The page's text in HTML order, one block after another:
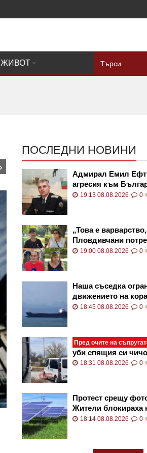
ЖИВОТ
ПОСЛЕДНИ НОВИНИ
Адмирал Емил
агресия към
19:13 08.08.2026 0
„Това е
Пловдивчани
убийството на
19:00 08.08.2026 0
Наша съседка
движението на
18:45 08.08.2026 0
Пред очите на
уби спящия си
18:31 08.08.2026 0
Протест срещу
Жители блокираха
18:14 08.08.2026 0